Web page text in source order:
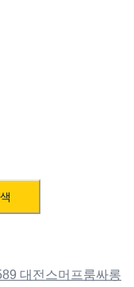
대전스머프룸싸롱